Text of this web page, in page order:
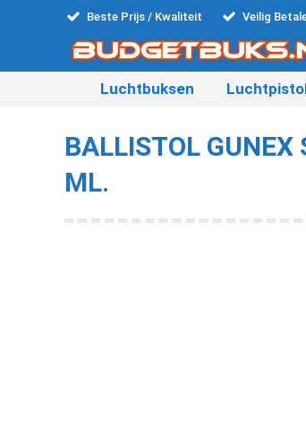
Beste Prijs / Kwaliteit Veilig
Luchtbuksen
BALLISTOL GUNEX
ML.